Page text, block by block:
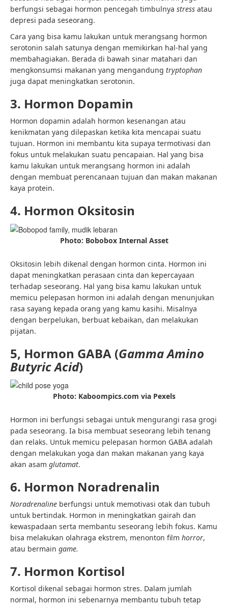
berfungsi sebagai hormon pencegah timbulnya stress atau
depresi pada seseorang.
Cara yang bisa kamu lakukan untuk merangsang hormon
serotonin salah satunya dengan memikirkan hal-hal yang
membahagiakan. Berada di bawah sinar matahari dan
mengkonsumsi makanan yang mengandung tryptophan
juga dapat meningkatkan serotonin.
3. Hormon Dopamin
Hormon dopamin adalah hormon kesenangan atau
kenikmatan yang dilepaskan ketika kita mencapai suatu
tujuan. Hormon ini membantu kita supaya termotivasi dan
fokus untuk melakukan suatu pencapaian. Hal yang bisa
kamu lakukan untuk merangsang hormon ini adalah
dengan membuat perencanaan tujuan dan makan makanan
kaya protein.
4. Hormon Oksitosin
Photo: Bobobox Internal Asset
Oksitosin lebih dikenal dengan hormon cinta. Hormon ini
dapat meningkatkan perasaan cinta dan kepercayaan
terhadap seseorang. Hal yang bisa kamu lakukan untuk
memicu pelepasan hormon ini adalah dengan menunjukan
rasa sayang kepada orang yang kamu kasihi. Misalnya
dengan berpelukan, berbuat kebaikan, dan melakukan
pijatan.
5, Hormon GABA (Gamma Amino
Butyric Acid)
Photo: Kaboompics.com via Pexels
Hormon ini berfungsi sebagai untuk mengurangi rasa grogi
pada seseorang. Ia bisa membuat seseorang lebih tenang
dan relaks. Untuk memicu pelepasan hormon GABA adalah
dengan melakukan yoga dan makan makanan yang kaya
akan asam glutamat.
6. Hormon Noradrenalin
Noradrenaline berfungsi untuk memotivasi otak dan tubuh
untuk bertindak. Hormon in meningkatkan gairah dan
kewaspadaan serta membantu seseorang lebih fokus. Kamu
bisa melakukan olahraga ekstrem, menonton film horror,
atau bermain game.
7. Hormon Kortisol
Kortisol dikenal sebagai hormon stres. Dalam jumlah
normal, hormon ini sebenarnya membantu tubuh tetap